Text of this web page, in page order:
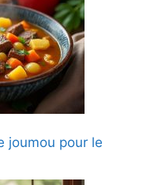
joumou pour le